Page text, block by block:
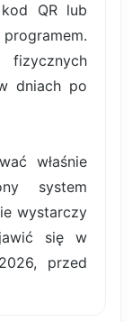
QR lub
fizycznych
dniach po
właśnie
system
wystarczy
się w
przed